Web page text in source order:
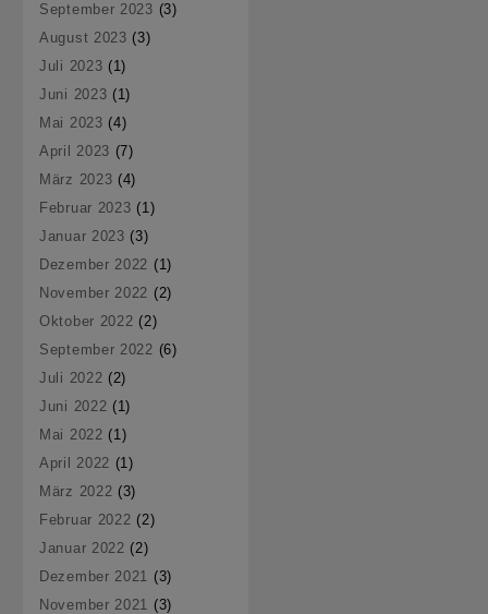
September 2023 (3)
August 2023 (3)
Juli 2023 (1)
Juni 2023 (1)
Mai 2023 (4)
April 2023 (7)
März 2023 (4)
Februar 2023 (1)
Januar 2023 (3)
Dezember 2022 (1)
November 2022 (2)
Oktober 2022 (2)
September 2022 (6)
Juli 2022 (2)
Juni 2022 (1)
Mai 2022 (1)
April 2022 (1)
März 2022 (3)
Februar 2022 (2)
Januar 2022 (2)
Dezember 2021 (3)
November 2021 (3)